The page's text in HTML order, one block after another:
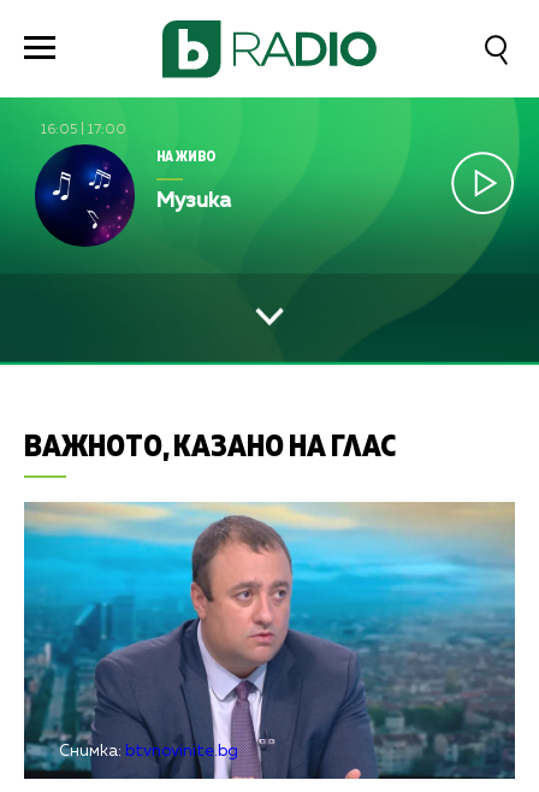
16:05 17:00
НА ЖИВО
Музика
ВАЖНОТО, КАЗАНО НА ГЛАС
Снимка: btvnovinite.bg